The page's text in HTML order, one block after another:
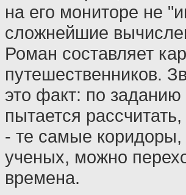
на его мониторе не
сложнейшие
Роман составляет
путешественников.
это факт: по
пытается
- те самые
ученых, можно
времена.